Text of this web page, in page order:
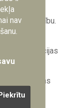
kā arī
apmācību.
koncepcijas
septiņas
šobrīd
nav